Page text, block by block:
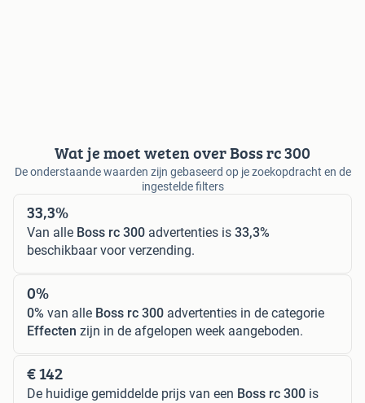
Wat je moet weten over Boss rc 300
De onderstaande waarden zijn gebaseerd op je zoekopdracht en de
ingestelde filters
33,3%
Van alle Boss rc 300 advertenties is 33,3%
beschikbaar voor verzending.
0%
0% van alle Boss rc 300 advertenties in de categorie
Effecten zijn in de afgelopen week aangeboden.
€ 142
De huidige gemiddelde prijs van een Boss rc 300 is